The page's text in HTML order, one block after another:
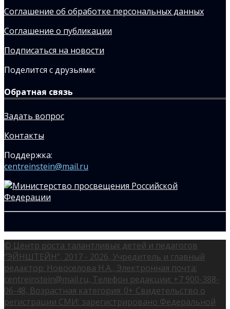
Соглашение об обработке персональных данных
Соглашение о публикации
Подписаться на новости
Поделится с друзьями:
Обратная связь
Задать вопрос
Контакты
Поддержка:
centreinstein@mail.ru
© Центр роста талантливых детей и педагогов
"ЭЙНШТЕЙН", 2017 - 2026, Учредитель и главный
редактор: Новоселова Н.А., Электронная почта:
centreinstein@mail.ru, Телефон редакции: +7 900-388-
06-48, Возрастная категория: 0+ Свидетельство о
регистрации СМИ: зарегистрировано Федеральной